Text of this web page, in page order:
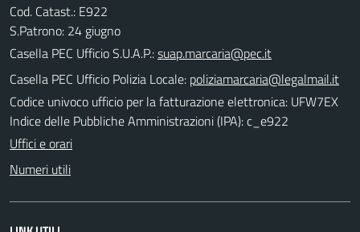
Cod. Catast.: E922
S.Patrono: 24 giugno
Casella PEC Ufficio S.U.A.P.:suap.marcaria@pec.it
Casella PEC Ufficio Polizia Locale: poliziamarcaria@legalmail.it
Codice univoco ufficio per la fatturazione elettronica: UFW7EX
Indice delle Pubbliche Amministrazioni (IPA): c_e922
Uffici e orari
Numeri utili